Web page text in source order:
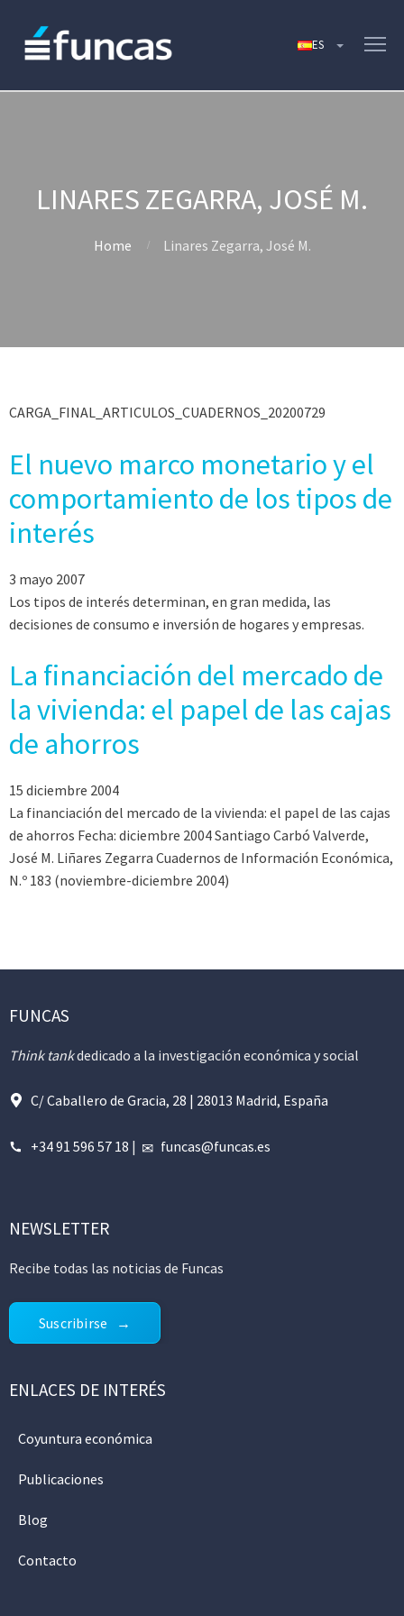
LINARES ZEGARRA, JOSÉ M.
Home Linares Zegarra, José M.
CARGA_FINAL_ARTICULOS_CUADERNOS_20200729
El nuevo marco monetario y el
comportamiento de los tipos de
interés
3 mayo 2007
Los tipos de interés determinan, en gran medida, las
decisiones de consumo e inversión de hogares y empresas.
La financiación del mercado de
la vivienda: el papel de las cajas
de ahorros
15 diciembre 2004
La financiación del mercado de la vivienda: el papel de las cajas
de ahorros Fecha: diciembre 2004 Santiago Carbó Valverde,
José M. Liñares Zegarra Cuadernos de Información Económica,
N.º 183 (noviembre-diciembre 2004)
FUNCAS
Think tankdedicado a la investigación económica y social
C/ Caballero de Gracia, 28 | 28013 Madrid, España
+34 91 596 57 18 | funcas@funcas.es
NEWSLETTER
Recibe todas las noticias de Funcas
Suscribirse
ENLACES DE INTERÉS
Coyuntura económica
Publicaciones
Blog
Contacto